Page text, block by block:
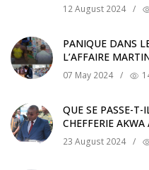
12 August 2024 /
PANIQUE DANS
L’AFFAIRE
07 May 2024 /
QUE SE PASSE-
CHEFFERIE
23 August 2024 /